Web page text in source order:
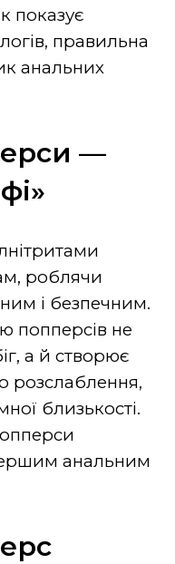
показує
правильна
анальних
—
роблячи
і безпечним.
попперсів не
а й створює
розслаблення,
близькості.
анальним